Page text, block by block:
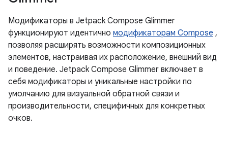
Модификаторы в Jetpack Compose Glimmer
функционируют идентично модификаторам Compose ,
позволяя расширять возможности композиционных
элементов, настраивая их расположение, внешний вид
и поведение. Jetpack Compose Glimmer включает в
себя модификаторы и уникальные настройки по
умолчанию для визуальной обратной связи и
производительности, специфичных для конкретных
очков.